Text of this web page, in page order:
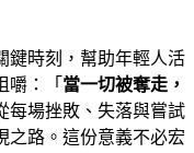
鍵時刻，幫助年輕人活
嚼：「 當一切被奪走，
每場挫敗、失落與嘗試
之路。這份意義不必宏